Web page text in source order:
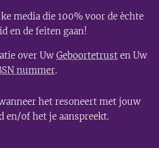
media die 100% voor de èchte
en de feiten gaan!
over Uw Geboortetrust en Uw
nummer.
het resoneert met jouw
en/of het je aanspreekt.